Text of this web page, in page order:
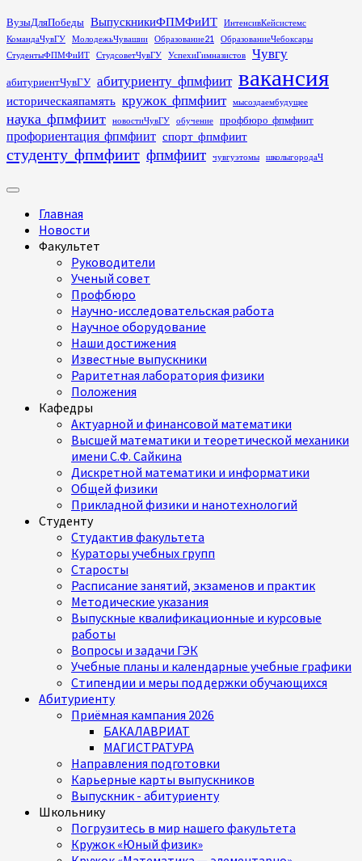
Перейти
к
содержимому
ВузыДляПобеды ВыпускникиФПМФиИТ
ИнтенсивКейсистемс
КомандаЧувГУ
МолодежьЧувашии Образование21
ОбразованиеЧебоксары
СтудентыФПМФиИТ
СтудсоветЧувГУ УспехиГимназистов Чувгу
абитуриентЧувГУ абитуриенту_фпмфиит вакансия
историческаяпамять кружок_фпмфиит мысоздаембудущее
наука_фпмфиит новостиЧувГУ обучение профбюро_фпмфиит
профориентация_фпмфиит спорт_фпмфиит
студенту_фпмфиит фпмфиит чувгуэтомы школыгородаЧ
Основное
Главная
Новости
Факультет
Руководители
Ученый совет
Профбюро
Научно-исследовательская работа
Научное оборудование
Наши достижения
Известные выпускники
Раритетная лаборатория физики
Положения
Кафедры
Актуарной и финансовой математики
Высшей математики и теоретической механики
имени С.Ф. Сайкина
Дискретной математики и информатики
Общей физики
Прикладной физики и нанотехнологий
Студенту
Студактив факультета
Кураторы учебных групп
Старосты
Расписание занятий, экзаменов и практик
Методические указания
Выпускные квалификационные и курсовые
работы
Вопросы и задачи ГЭК
Учебные планы и календарные учебные графики
Стипендии и меры поддержки обучающихся
Абитуриенту
Приёмная кампания 2026
БАКАЛАВРИАТ
МАГИСТРАТУРА
Направления подготовки
Карьерные карты выпускников
Выпускник - абитуриенту
Школьнику
Погрузитесь в мир нашего факультета
Кружок «Юный физик»